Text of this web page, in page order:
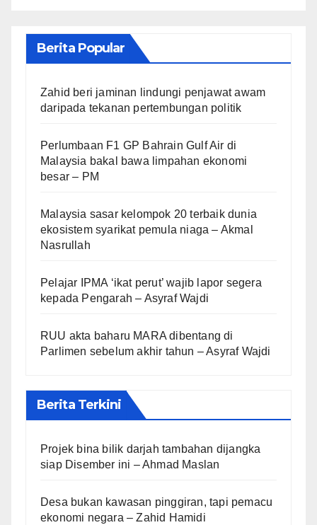
Berita Popular
Zahid beri jaminan lindungi penjawat awam
daripada tekanan pertembungan politik
Perlumbaan F1 GP Bahrain Gulf Air di
Malaysia bakal bawa limpahan ekonomi
besar – PM
Malaysia sasar kelompok 20 terbaik dunia
ekosistem syarikat pemula niaga – Akmal
Nasrullah
Pelajar IPMA ‘ikat perut’ wajib lapor segera
kepada Pengarah – Asyraf Wajdi
RUU akta baharu MARA dibentang di
Parlimen sebelum akhir tahun – Asyraf Wajdi
Berita Terkini
Projek bina bilik darjah tambahan dijangka
siap Disember ini – Ahmad Maslan
Desa bukan kawasan pinggiran, tapi pemacu
ekonomi negara – Zahid Hamidi